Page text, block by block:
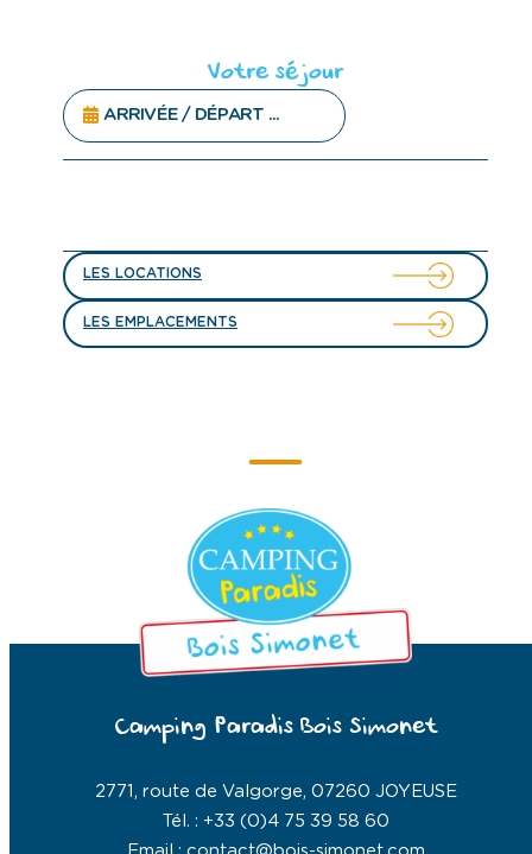
Votre séjour
LES LOCATIONS
LES EMPLACEMENTS
Camping Paradis Bois Simonet
2771, route de Valgorge, 07260 JOYEUSE
Tél. : +33 (0)4 75 39 58 60